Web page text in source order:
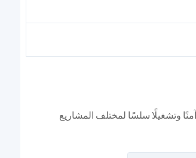
آمنًا وتشغيلًا سلسًا لمختلف المشاريع